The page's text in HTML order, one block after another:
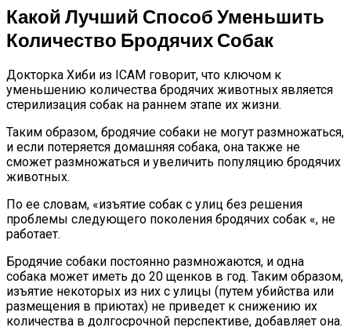
Какой Лучший Способ Уменьшить
Количество Бродячих Собак
Докторка Хиби из ICAM говорит, что ключом к
уменьшению количества бродячих животных является
стерилизация собак на раннем этапе их жизни.
Таким образом, бродячие собаки не могут размножаться,
и если потеряется домашняя собака, она также не
сможет размножаться и увеличить популяцию бродячих
животных.
По ее словам, «изъятие собак с улиц без решения
проблемы следующего поколения бродячих собак «, не
работает.
Бродячие собаки постоянно размножаются, и одна
собака может иметь до 20 щенков в год. Таким образом,
изъятие некоторых из них с улицы (путем убийства или
размещения в приютах) не приведет к снижению их
количества в долгосрочной перспективе, добавляет она.